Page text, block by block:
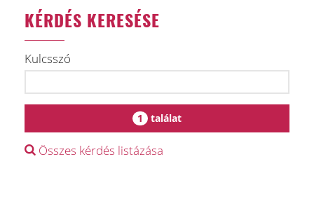
KÉRDÉS KERESÉSE
Kulcsszó
1 találat
Összes kérdés listázása